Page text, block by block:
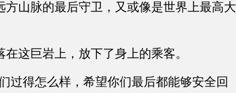
山脉的最后守卫，又或像是世界上最高大
巨岩上，放下了身上的乘客。
得怎么样，希望你们最后都能够安全回